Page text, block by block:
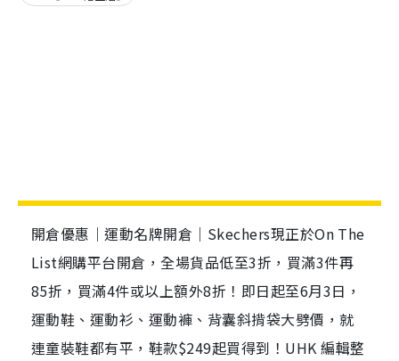
開倉優惠｜運動名牌開倉｜Skechers現正於On The
List網購平台開倉，全場貨品低至3折，買滿3件再
85折，買滿4件或以上額外8折！即日起至6月3日，
運動鞋、運動衫、運動褲、背囊斜揹袋大劈價，就
連童裝鞋都有平，鞋款$249起買得到！UHK 編輯整